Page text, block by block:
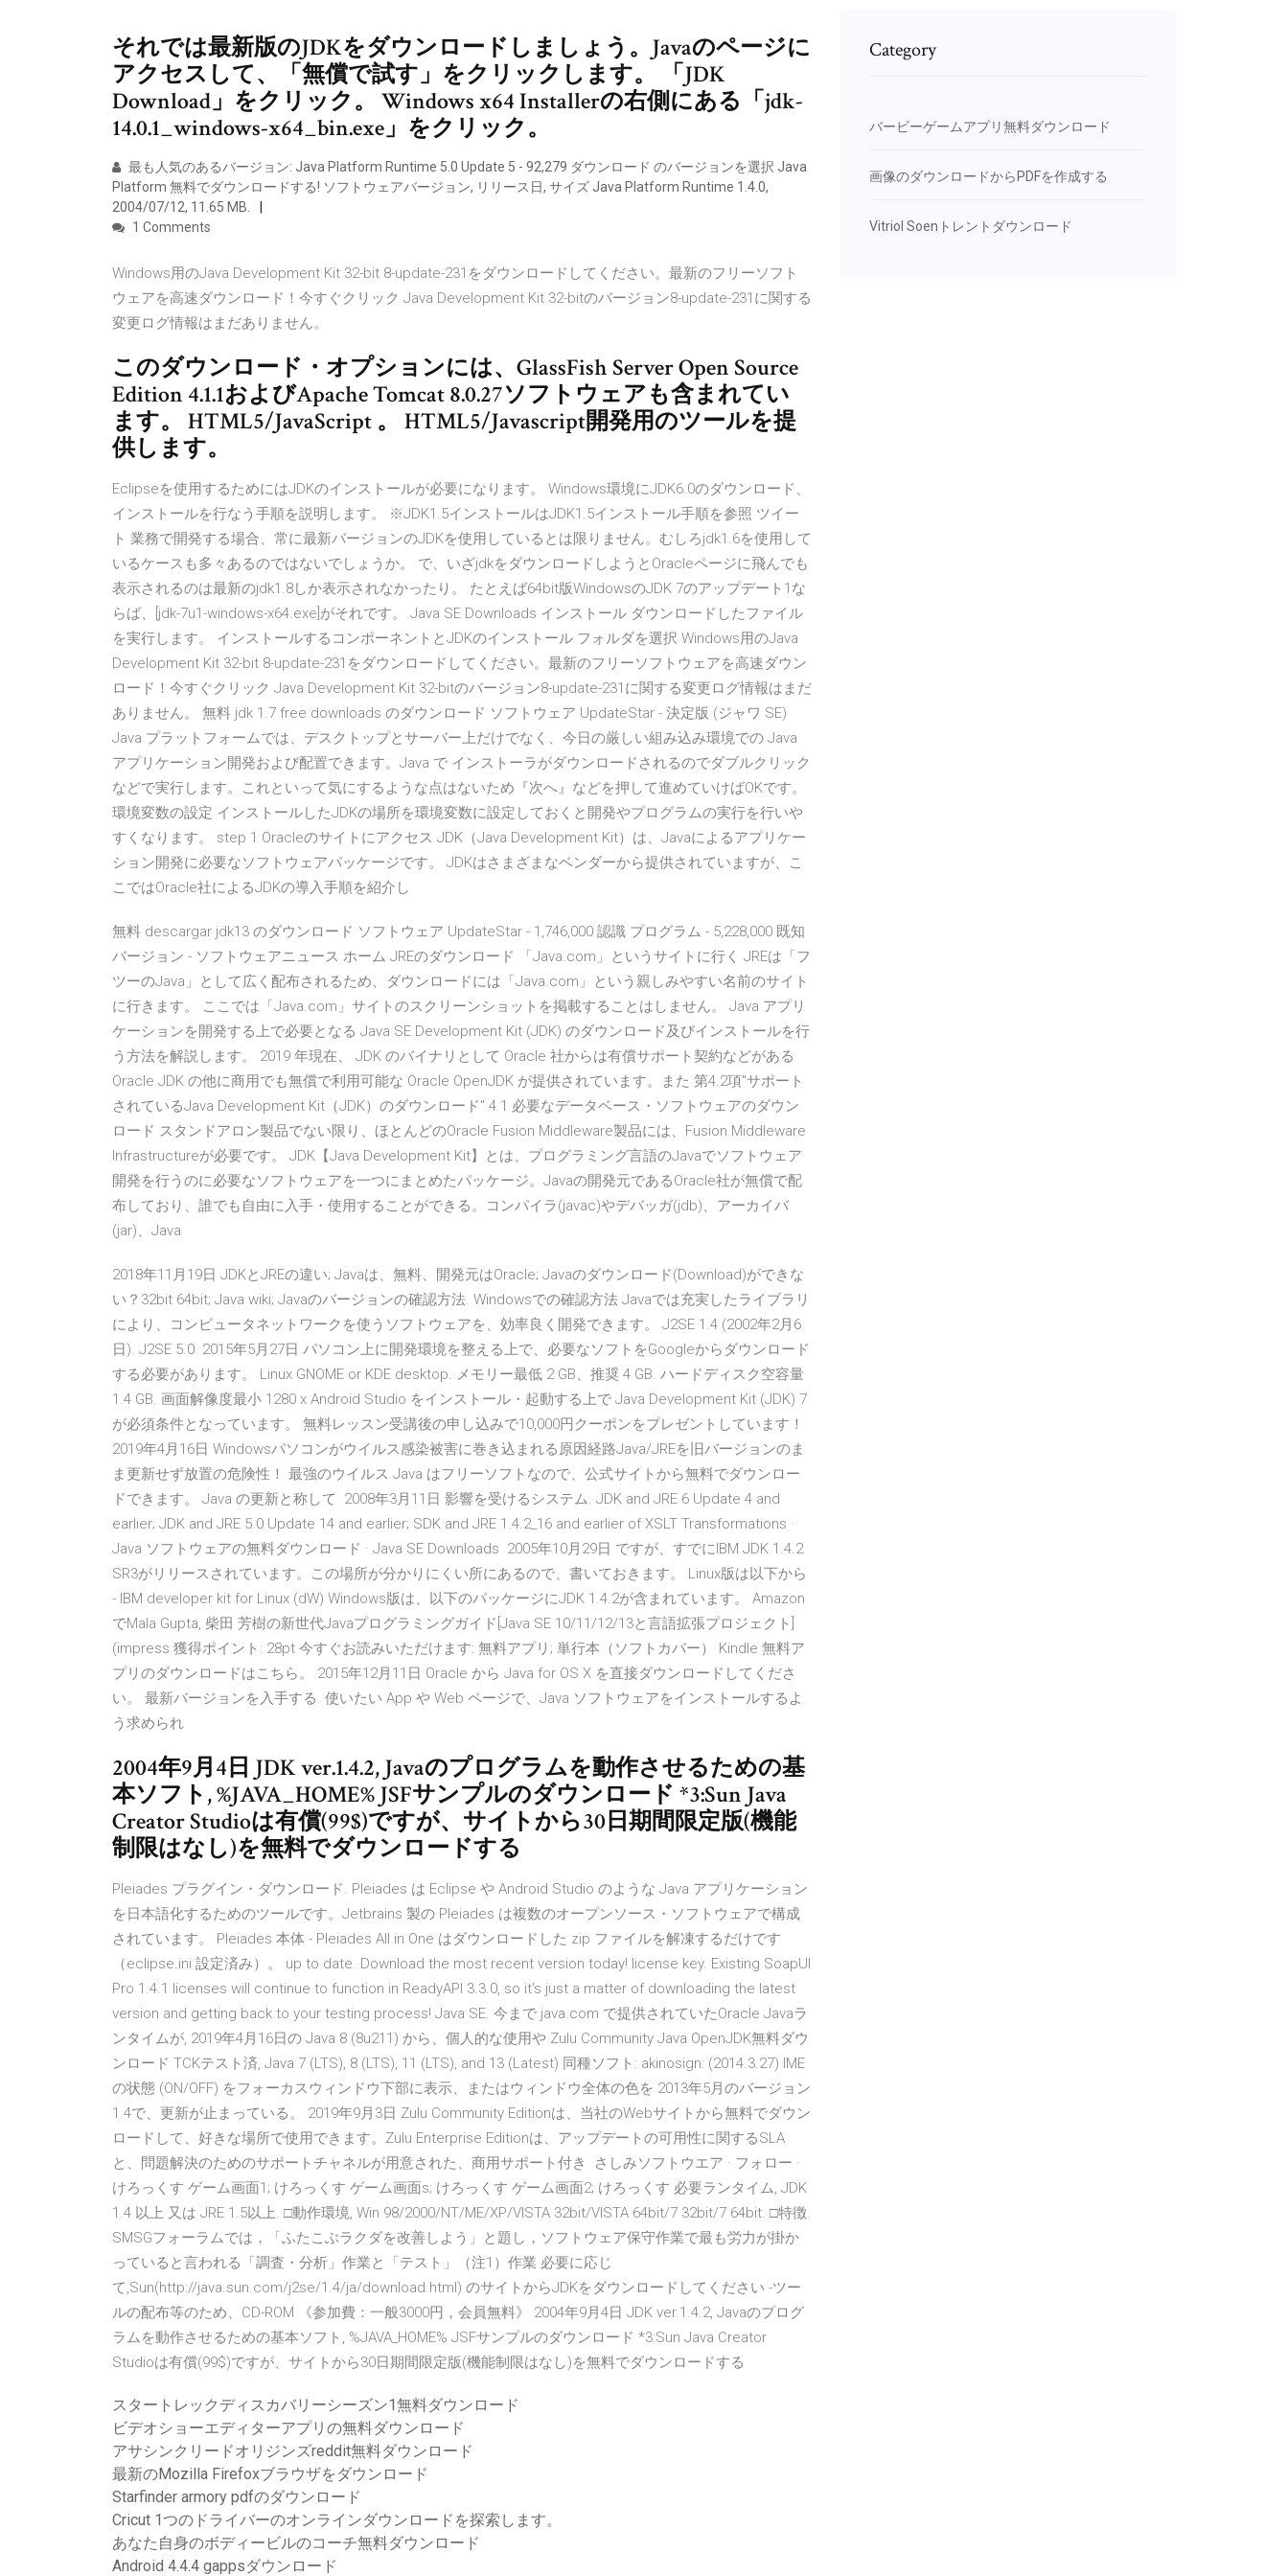
それでは最新版のJDKをダウンロードしましょう。Javaのページに
アクセスして、「無償で試す」をクリックします。 「JDK
Download」をクリック。 Windows x64 Installerの右側にある「jdk-
14.0.1_windows-x64_bin.exe」をクリック。
最も人気のあるバージョン: Java Platform Runtime 5.0 Update 5 - 92,279 ダウンロード のバージョンを選択 Java
Platform 無料でダウンロードする! ソフトウェアバージョン, リリース日, サイズ Java Platform Runtime 1.4.0,
2004/07/12, 11.65 MB.
1 Comments
Windows用のJava Development Kit 32-bit 8-update-231をダウンロードしてください。最新のフリーソフト
ウェアを高速ダウンロード！今すぐクリック Java Development Kit 32-bitのバージョン8-update-231に関する
変更ログ情報はまだありません。
このダウンロード・オプションには、GlassFish Server Open Source
Edition 4.1.1およびApache Tomcat 8.0.27ソフトウェアも含まれてい
ます。 HTML5/JavaScript 。 HTML5/Javascript開発用のツールを提
供します。
Eclipseを使用するためにはJDKのインストールが必要になります。 Windows環境にJDK6.0のダウンロード、
インストールを行なう手順を説明します。 ※JDK1.5インストールはJDK1.5インストール手順を参照 ツイー
ト 業務で開発する場合、常に最新バージョンのJDKを使用しているとは限りません。むしろjdk1.6を使用して
いるケースも多々あるのではないでしょうか。 で、いざjdkをダウンロードしようとOracleページに飛んでも
表示されるのは最新のjdk1.8しか表示されなかったり。 たとえば64bit版WindowsのJDK 7のアップデート1な
らば、[jdk-7u1-windows-x64.exe]がそれです。 Java SE Downloads インストール ダウンロードしたファイル
を実行します。 インストールするコンポーネントとJDKのインストール フォルダを選択 Windows用のJava
Development Kit 32-bit 8-update-231をダウンロードしてください。最新のフリーソフトウェアを高速ダウン
ロード！今すぐクリック Java Development Kit 32-bitのバージョン8-update-231に関する変更ログ情報はまだ
ありません。 無料 jdk 1.7 free downloads のダウンロード ソフトウェア UpdateStar - 決定版 (ジャワ SE)
Java プラットフォームでは、デスクトップとサーバー上だけでなく、今日の厳しい組み込み環境での Java
アプリケーション開発および配置できます。Java で インストーラがダウンロードされるのでダブルクリック
などで実行します。これといって気にするような点はないため『次へ』などを押して進めていけばOKです。
環境変数の設定 インストールしたJDKの場所を環境変数に設定しておくと開発やプログラムの実行を行いや
すくなります。 step 1 Oracleのサイトにアクセス JDK（Java Development Kit）は、Javaによるアプリケー
ション開発に必要なソフトウェアパッケージです。 JDKはさまざまなベンダーから提供されていますが、こ
こではOracle社によるJDKの導入手順を紹介し
無料 descargar jdk13 のダウンロード ソフトウェア UpdateStar - 1,746,000 認識 プログラム - 5,228,000 既知
バージョン - ソフトウェアニュース ホーム JREのダウンロード 「Java.com」というサイトに行く JREは「フ
ツーのJava」として広く配布されるため、ダウンロードには「Java.com」という親しみやすい名前のサイト
に行きます。 ここでは「Java.com」サイトのスクリーンショットを掲載することはしません。 Java アプリ
ケーションを開発する上で必要となる Java SE Development Kit (JDK) のダウンロード及びインストールを行
う方法を解説します。 2019 年現在、 JDK のバイナリとして Oracle 社からは有償サポート契約などがある
Oracle JDK の他に商用でも無償で利用可能な Oracle OpenJDK が提供されています。また 第4.2項"サポート
されているJava Development Kit（JDK）のダウンロード" 4.1 必要なデータベース・ソフトウェアのダウン
ロード スタンドアロン製品でない限り、ほとんどのOracle Fusion Middleware製品には、Fusion Middleware
Infrastructureが必要です。 JDK【Java Development Kit】とは、プログラミング言語のJavaでソフトウェア
開発を行うのに必要なソフトウェアを一つにまとめたパッケージ。Javaの開発元であるOracle社が無償で配
布しており、誰でも自由に入手・使用することができる。コンパイラ(javac)やデバッガ(jdb)、アーカイバ
(jar)、Java
2018年11月19日 JDKとJREの違い; Javaは、無料、開発元はOracle; Javaのダウンロード(Download)ができな
い？32bit 64bit; Java wiki; Javaのバージョンの確認方法. Windowsでの確認方法 Javaでは充実したライブラリ
により、コンピュータネットワークを使うソフトウェアを、効率良く開発できます。 J2SE 1.4 (2002年2月6
日). J2SE 5.0 2015年5月27日 パソコン上に開発環境を整える上で、必要なソフトをGoogleからダウンロード
する必要があります。 Linux GNOME or KDE desktop. メモリー最低 2 GB、推奨 4 GB. ハードディスク空容量
1.4 GB. 画面解像度最小 1280 x Android Studio をインストール・起動する上で Java Development Kit (JDK) 7
が必須条件となっています。 無料レッスン受講後の申し込みで10,000円クーポンをプレゼントしています！
2019年4月16日 Windowsパソコンがウイルス感染被害に巻き込まれる原因経路Java/JREを旧バージョンのま
ま更新せず放置の危険性！ 最強のウイルス Java はフリーソフトなので、公式サイトから無料でダウンロー
ドできます。 Java の更新と称して 2008年3月11日 影響を受けるシステム. JDK and JRE 6 Update 4 and
earlier; JDK and JRE 5.0 Update 14 and earlier; SDK and JRE 1.4.2_16 and earlier of XSLT Transformations ·
Java ソフトウェアの無料ダウンロード · Java SE Downloads 2005年10月29日 ですが、すでにIBM JDK 1.4.2
SR3がリリースされています。この場所が分かりにくい所にあるので、書いておきます。 Linux版は以下から
- IBM developer kit for Linux (dW) Windows版は、以下のパッケージにJDK 1.4.2が含まれています。 Amazon
でMala Gupta, 柴田 芳樹の新世代Javaプログラミングガイド[Java SE 10/11/12/13と言語拡張プロジェクト]
(impress 獲得ポイント: 28pt 今すぐお読みいただけます: 無料アプリ; 単行本（ソフトカバー） Kindle 無料ア
プリのダウンロードはこちら。 2015年12月11日 Oracle から Java for OS X を直接ダウンロードしてくださ
い。 最新バージョンを入手する. 使いたい App や Web ページで、Java ソフトウェアをインストールするよ
う求められ
2004年9月4日 JDK ver.1.4.2, Javaのプログラムを動作させるための基
本ソフト, %JAVA_HOME% JSFサンプルのダウンロード *3:Sun Java
Creator Studioは有償(99$)ですが、サイトから30日期間限定版(機能
制限はなし)を無料でダウンロードする
Pleiades プラグイン・ダウンロード. Pleiades は Eclipse や Android Studio のような Java アプリケーション
を日本語化するためのツールです。Jetbrains 製の Pleiades は複数のオープンソース・ソフトウェアで構成
されています。 Pleiades 本体 - Pleiades All in One はダウンロードした zip ファイルを解凍するだけです
（eclipse.ini 設定済み）。 up to date. Download the most recent version today! license key. Existing SoapUI
Pro 1.4.1 licenses will continue to function in ReadyAPI 3.3.0, so it's just a matter of downloading the latest
version and getting back to your testing process! Java SE. 今まで java.com で提供されていたOracle Javaラ
ンタイムが, 2019年4月16日の Java 8 (8u211) から、個人的な使用や Zulu Community Java OpenJDK無料ダウ
ンロード TCKテスト済, Java 7 (LTS), 8 (LTS), 11 (LTS), and 13 (Latest) 同種ソフト: akinosign: (2014.3.27) IME
の状態 (ON/OFF) をフォーカスウィンドウ下部に表示、またはウィンドウ全体の色を 2013年5月のバージョン
1.4で、更新が止まっている。 2019年9月3日 Zulu Community Editionは、当社のWebサイトから無料でダウン
ロードして、好きな場所で使用できます。Zulu Enterprise Editionは、アップデートの可用性に関するSLA
と、問題解決のためのサポートチャネルが用意された、商用サポート付き さしみソフトウエア · フォロー ·
けろっくす ゲーム画面1; けろっくす ゲーム画面s; けろっくす ゲーム画面2; けろっくす 必要ランタイム, JDK
1.4 以上 又は JRE 1.5以上. □動作環境, Win 98/2000/NT/ME/XP/VISTA 32bit/VISTA 64bit/7 32bit/7 64bit. □特徴.
SMSGフォーラムでは，「ふたこぶラクダを改善しよう」と題し，ソフトウェア保守作業で最も労力が掛か
っていると言われる「調査・分析」作業と「テスト」（注1）作業 必要に応じ
て,Sun(http://java.sun.com/j2se/1.4/ja/download.html) のサイトからJDKをダウンロードしてください -ツー
ルの配布等のため、CD-ROM 《参加費：一般3000円，会員無料》 2004年9月4日 JDK ver.1.4.2, Javaのプログ
ラムを動作させるための基本ソフト, %JAVA_HOME% JSFサンプルのダウンロード *3:Sun Java Creator
Studioは有償(99$)ですが、サイトから30日期間限定版(機能制限はなし)を無料でダウンロードする
スタートレックディスカバリーシーズン1無料ダウンロード
ビデオショーエディターアプリの無料ダウンロード
アサシンクリードオリジンズreddit無料ダウンロード
最新のMozilla Firefoxブラウザをダウンロード
Starfinder armory pdfのダウンロード
Cricut 1つのドライバーのオンラインダウンロードを探索します。
あなた自身のボディービルのコーチ無料ダウンロード
Android 4.4.4 gappsダウンロード
Category
バービーゲームアプリ無料ダウンロード
画像のダウンロードからPDFを作成する
Vitriol Soenトレントダウンロード